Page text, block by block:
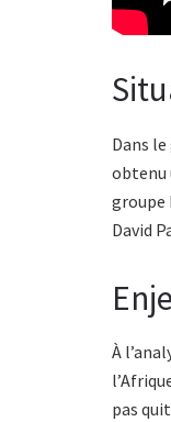
Dans
obtenu
groupe
David
À
pas